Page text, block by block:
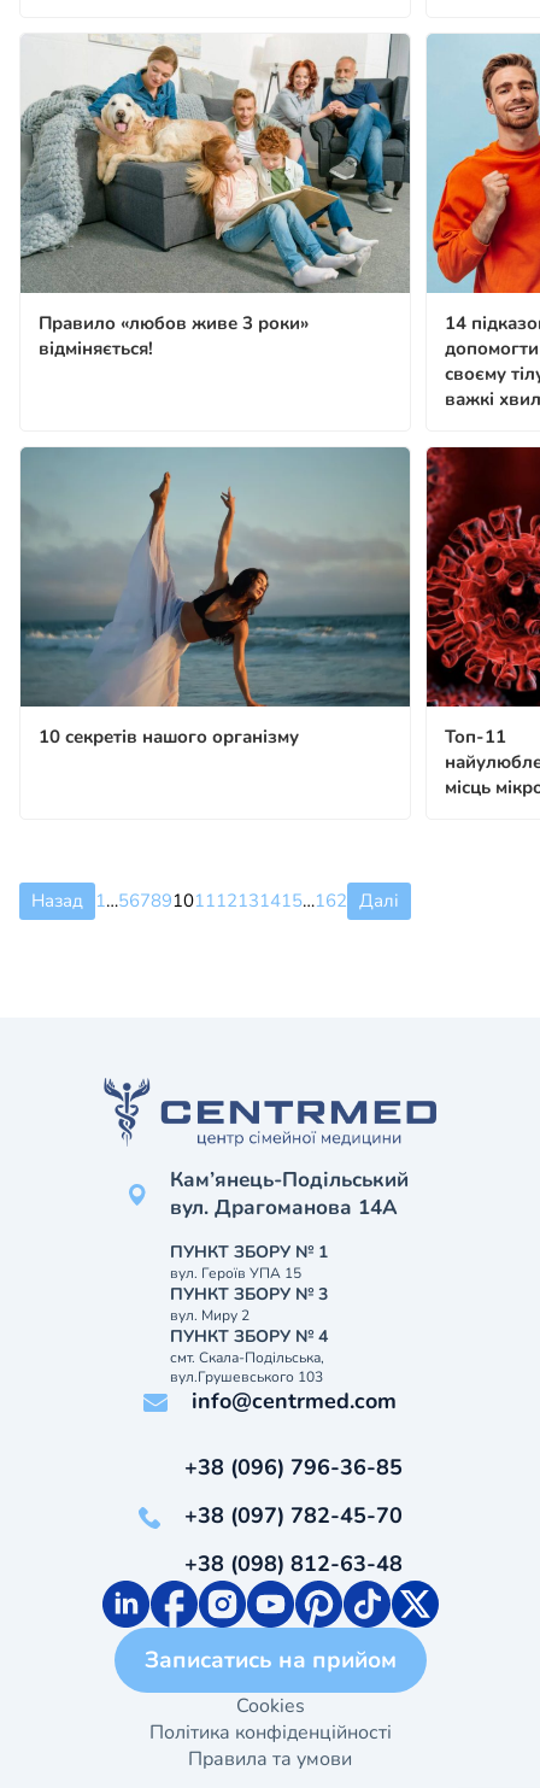
Правило «любов живе 3 роки»
відміняється!
14
допомогти
своєму
важкі
10 секретів нашого організму
Топ-11
місць
Назад 1…56789101112131415…162 Далі
Кам’янець-Подільський
вул. Драгоманова 14А
ПУНКТ ЗБОРУ № 1
вул. Героїв УПА 15
ПУНКТ ЗБОРУ № 3
вул. Миру 2
ПУНКТ ЗБОРУ № 4
смт. Скала-Подільська,
вул.Грушевського 103
info@centrmed.com
+38 (096) 796-36-85
+38 (097) 782-45-70
+38 (098) 812-63-48
Записатись на прийом
Cookies
Політика конфіденційності
Правила та умови